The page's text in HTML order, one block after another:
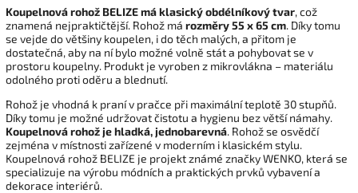
Koupelnová rohož BELIZE má klasický obdélníkový tvar, což
znamená nejpraktičtější. Rohož má rozměry 55 x 65 cm. Díky tomu
se vejde do většiny koupelen, i do těch malých, a přitom je
dostatečná, aby na ní bylo možné volně stát a pohybovat se v
prostoru koupelny. Produkt je vyroben z mikrovlákna – materiálu
odolného proti oděru a blednutí.
Rohož je vhodná k praní v pračce při maximální teplotě 30 stupňů.
Díky tomu je možné udržovat čistotu a hygienu bez větší námahy.
Koupelnová rohož je hladká, jednobarevná. Rohož se osvědčí
zejména v místnosti zařízené v moderním i klasickém stylu.
Koupelnová rohož BELIZE je projekt známé značky WENKO, která se
specializuje na výrobu módních a praktických prvků vybavení a
dekorace interiérů.